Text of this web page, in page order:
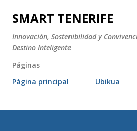
Ir al contenido
SMART TENERIFE
Innovación, Sostenibilidad y
Destino Inteligente
Páginas
Página principal
Ubikua